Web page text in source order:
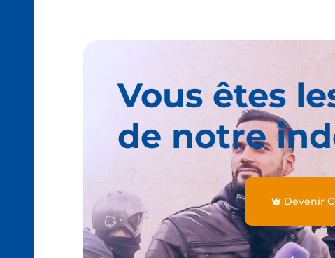
Vous êtes
de notre
Devenir